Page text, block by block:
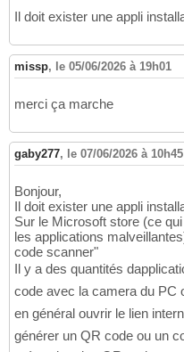
Il doit exister une appli
missp, le 05/06/2026 à 19h01
merci ça marche
gaby277, le 07/06/2026 à 10h45
Bonjour,
Il doit exister une appli
Sur le Microsoft store (ce
les applications
code scanner"
Il y a des quantités
code avec la camera du PC
en général ouvrir le lien
générer un QR code ou un